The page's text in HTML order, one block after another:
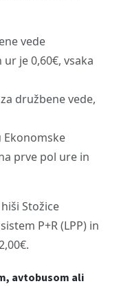
vede
je 0,60€, vsaka
družbene vede,
Ekonomske
prve pol ure in
Stožice
P+R (LPP) in
avtobusom ali